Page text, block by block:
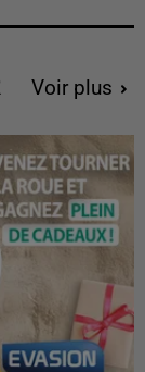
Voir plus